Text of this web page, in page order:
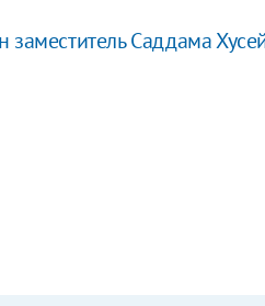
заместитель Саддама